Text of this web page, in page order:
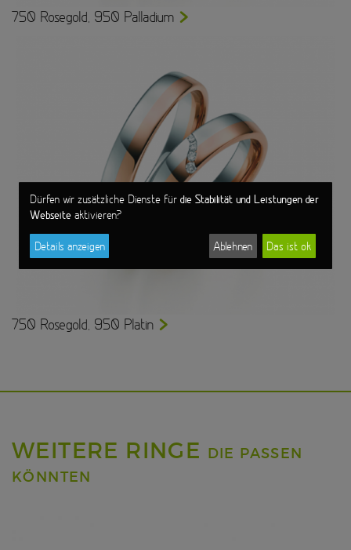
750 Rosegold, 950 Palladium
750 Rosegold, 950 Platin
WEITERE RINGE DIE PASSEN
KÖNNTEN
Dürfen wir zusätzliche Dienste für die Stabilität und Leistungen der
Webseite aktivieren?
Details anzeigen Ablehnen Das ist ok